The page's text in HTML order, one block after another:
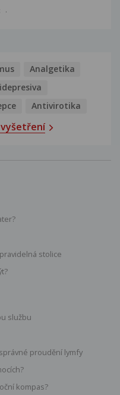
Analgetika
Antivirotika
vyšetření
stolice
službu
proudění lymfy
kompas?